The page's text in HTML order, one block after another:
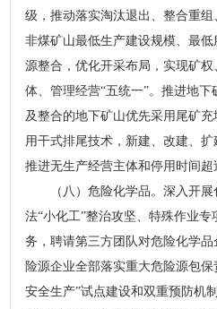
级，推动落实淘汰退出、整合重
非煤矿山最低生产建设规模、最
源整合，优化开采布局，实现矿
体、管理经营“五统一”。推进地
及整合的地下矿山优先采用尾矿
用干式排尾技术，新建、改建、扩
推进无生产经营主体和停用时间超
（八）危险化学品。深入开
法“小化工”整治攻坚、特殊作业
务，聘请第三方团队对危险化学
险源企业全部落实重大危险源包
安全生产”试点建设和双重预防机